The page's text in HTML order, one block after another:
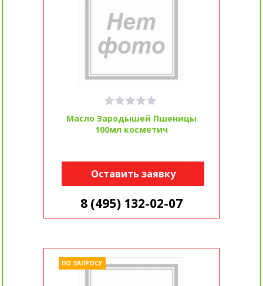
Масло Зародышей Пшеницы
100мл косметич
Оставить заявку
8 (495) 132-02-07
ПО ЗАПРОСУ